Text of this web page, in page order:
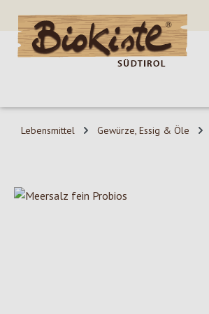
Hauptinhalt springen
Zur Suche springen
Zur Hauptnavigation springen
Lebensmittel Gewürze, Essig & Öle
Bildergalerie überspringen